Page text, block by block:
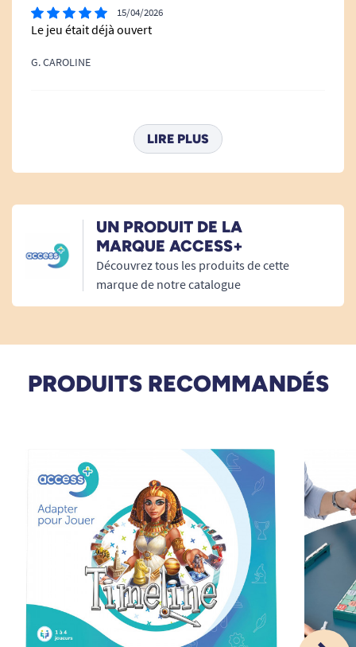
15/04/2026
Le jeu était déjà ouvert
G. CAROLINE
Parfait pour mon père âgé. Des amis à lui ont pris les
coordonnées du jeu pour leurs petits enfants. Ils ont
adoré.
G. N
11/12/2024
Règles simples, parties rapides. Seul et à plusieurs. Ce
B. J
A. Anonymous
LIRE PLUS
UN PRODUIT DE LA
MARQUE ACCESS+
Découvrez tous les produits de cette
marque de notre catalogue
PRODUITS RECOMMANDÉS